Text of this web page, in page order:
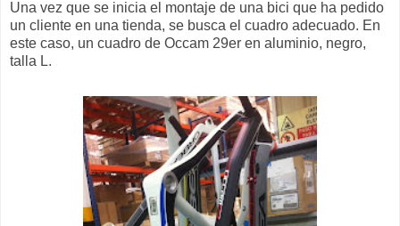
Una vez que se inicia el montaje de una bici que ha pedido
un cliente en una tienda, se busca el cuadro adecuado. En
este caso, un cuadro de Occam 29er en aluminio, negro,
talla L.